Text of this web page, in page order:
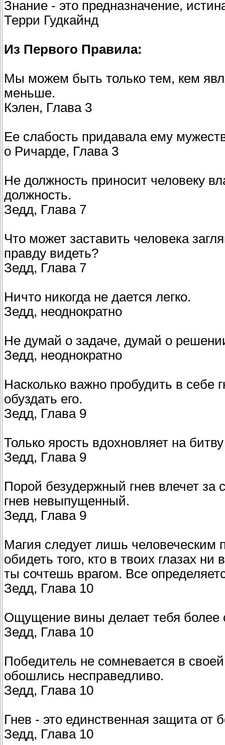
Знание - это предназначение,
Терри Гудкайнд
Из Первого Правила:
Мы можем быть только тем, кем
меньше.
Кэлен, Глава 3
Ее слабость придавала ему
о Ричарде, Глава 3
Не должность приносит человеку
должность.
Зедд, Глава 7
Что может заставить человека
правду видеть?
Зедд, Глава 7
Ничто никогда не дается легко.
Зедд, неоднократно
Не думай о задаче, думай о
Зедд, неоднократно
Насколько важно пробудить в себе
обуздать его.
Зедд, Глава 9
Только ярость вдохновляет на
Зедд, Глава 9
Порой безудержный гнев влечет за
гнев невыпущенный.
Зедд, Глава 9
Магия следует лишь человеческим
обидеть того, кто в твоих глазах
ты сочтешь врагом. Все
Зедд, Глава 10
Ощущение вины делает тебя
Зедд, Глава 10
Победитель не сомневается в
обошлись несправедливо.
Зедд, Глава 10
Гнев - это единственная защита от
Зедд, Глава 10